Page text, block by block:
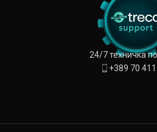
24/7 техничка
+389 70